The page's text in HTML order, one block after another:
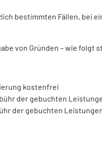
bestimmten Fällen, bei
von Gründen – wie folgt
kostenfrei
der gebuchten
der gebuchten